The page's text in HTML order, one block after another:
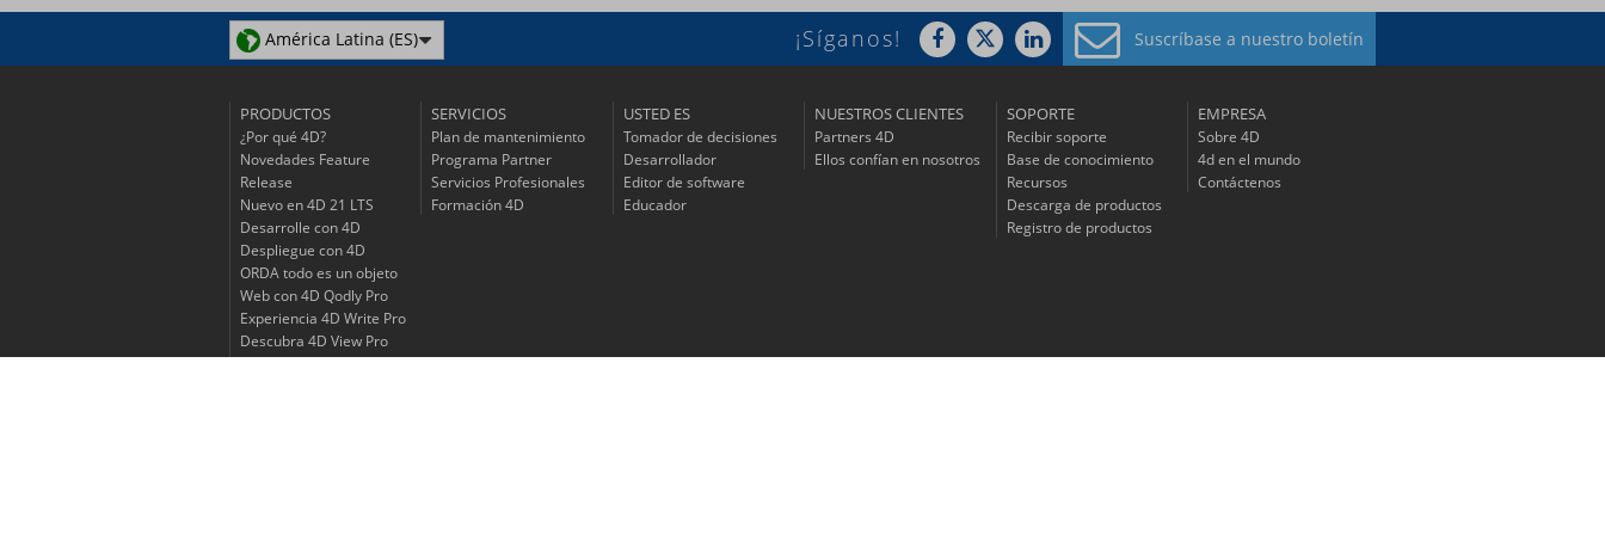
América Latina (ES) Suscríbase a nuestro boletín
¡Síganos!
PRODUCTOS
¿Por qué 4D?
Novedades Feature
Release
Nuevo en 4D 21 LTS
Desarrolle con 4D
Despliegue con 4D
ORDA todo es un objeto
Web con 4D Qodly Pro
Experiencia 4D Write Pro
Descubra 4D View Pro
Vaya móvil con 4D
SERVICIOS
Plan de mantenimiento
Programa Partner
Servicios Profesionales
Formación 4D
USTED ES
Tomador de decisiones
Desarrollador
Editor de software
Educador
NUESTROS CLIENTES
Partners 4D
Ellos confían en nosotros
SOPORTE
Recibir soporte
Base de conocimiento
Recursos
Descarga de productos
Registro de productos
EMPRESA
Sobre 4D
4d en el mundo
Contáctenos